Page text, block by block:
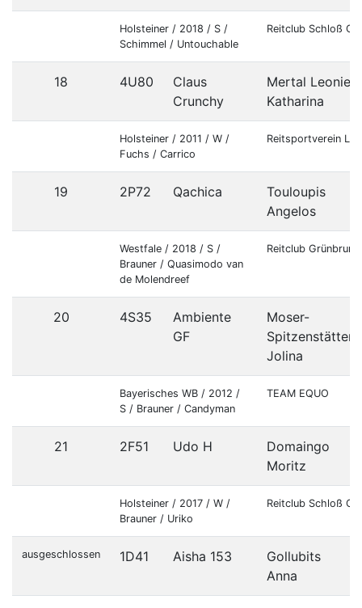
Holsteiner / 2018 / S /
Schimmel / Untouchable
Reitclub Schloß
18 4U80
Claus
Crunchy
Mertal Leonie
Katharina
Holsteiner / 2011 / W /
Fuchs / Carrico
Reitsportverein
19 2P72 Qachica
Touloupis
Angelos
Westfale / 2018 / S /
Brauner / Quasimodo van
de Molendreef
Reitclub Grünbrunn
20 4S35
Ambiente
GF
Moser-
Spitzenstätter
Jolina
Bayerisches WB / 2012 /
S / Brauner / Candyman
TEAM EQUO
21 2F51 Udo H
Domaingo
Moritz
Holsteiner / 2017 / W /
Brauner / Uriko
Reitclub Schloß
ausgeschlossen 1D41 Aisha 153
Gollubits
Anna